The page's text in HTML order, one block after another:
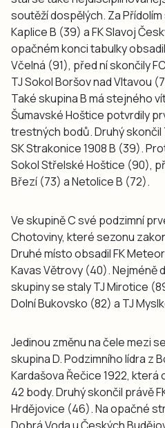
soutěží dospělých. Za
Kaplice B (39) a FK Slavoj
opačném konci tabulky
Včelná (91), před ní skončily
TJ Sokol Boršov nad Vltavou
Také skupina B má stejného
Šumavské Hoštice potvrdily
trestných bodů. Druhý
SK Strakonice 1908 B (39).
Sokol Střelské Hoštice (90),
Březí (73) a Netolice B (72).
Ve skupině C své podzimní
Chotoviny, které sezonu
Druhé místo obsadil FK
Kavas Větrovy (40). Nejméně
skupiny se staly TJ Mirotice
Dolní Bukovsko (82) a TJ
Jedinou změnu na čele mezi
skupina D. Podzimního lídra z
Kardašova Řečice 1922,
42 body. Druhý skončil právě
Hrdějovice (46). Na opačné
Dobrá Voda u Českých